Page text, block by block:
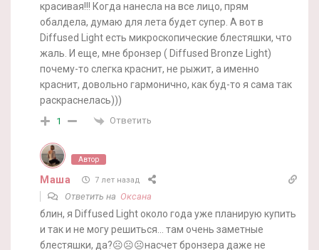
красивая!!! Когда нанесла на все лицо, прям
обалдела, думаю для лета будет супер. А вот в
Diffused Light есть микроскопические блестяшки, что
жаль. И еще, мне бронзер ( Diffused Bronze Light)
почему-то слегка краснит, не рыжит, а именно
краснит, довольно гармонично, как буд-то я сама так
раскраснелась)))
1 Ответить
Автор
Маша 7 лет назад
Ответить на Оксана
блин, я Diffused Light около года уже планирую купить
и так и не могу решиться… там очень заметные
блестяшки, да?☹️☹️☹️насчет бронзера даже не